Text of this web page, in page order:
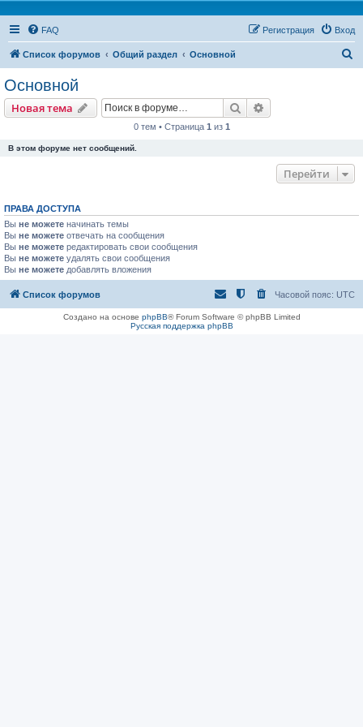
FAQ Вход
Регистрация
Список форумов Общий раздел Основной
Основной
Новая тема Поиск
0 тем • Страница 1 из 1
В этом форуме нет сообщений.
Перейти
ПРАВА ДОСТУПА
Вы не можете начинать темы
Вы не можете отвечать на сообщения
Вы не можете редактировать свои сообщения
Вы не можете удалять свои сообщения
Вы не можете добавлять вложения
Список форумов Часовой пояс: UTC
Создано на основе phpBB® Forum Software © phpBB Limited
Русская поддержка phpBB